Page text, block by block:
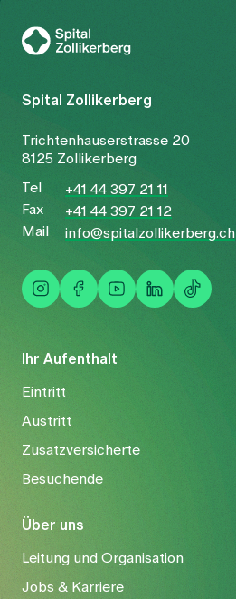
Ihr Aufenthalt
Eintritt
Austritt
Zusatzversicherte
Besuchende
Über uns
Leitung und Organisation
Jobs & Karriere
Spital Zollikerberg
Trichtenhauserstrasse 20
8125 Zollikerberg
Tel
+41 44 397 21 11
Fax
+41 44 397 21 12
Mail
info@spitalzollikerberg.ch